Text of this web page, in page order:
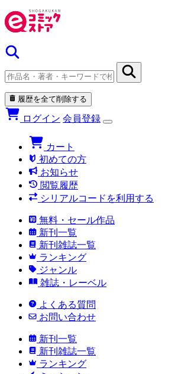
履歴を全て削除する
ログイン 会員登録
カート
初めての方
お知らせ
閲覧履歴
シリアルコードを利用する
無料・セール作品
新刊一覧
新刊雑誌一覧
ランキング
ジャンル
雑誌・レーベル
よくある質問
お問い合わせ
新刊一覧
新刊雑誌一覧
ランキング